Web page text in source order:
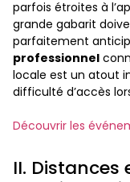
parfois étroites à
grande gabarit
parfaitement
professionnel
locale est un atout
difficulté d’accès
Découvrir les
II.